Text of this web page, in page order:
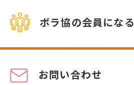
ボラ協の会員になる
お問い合わせ